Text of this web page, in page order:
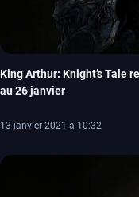
King Arthur: Knight’s Tale
au 26 janvier
13 janvier 2021 à 10:32